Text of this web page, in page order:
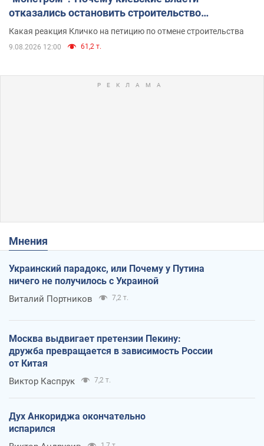
отказались остановить строительство
небоскреба "московского верующего"
Какая реакция Кличко на петицию по отмене строительства
9.08.2026 12:00 61,2 т.
Мнения
Украинский парадокс, или Почему у Путина
ничего не получилось с Украиной
Виталий Портников 7,2 т.
Москва выдвигает претензии Пекину:
дружба превращается в зависимость России
от Китая
Виктор Каспрук 7,2 т.
Дух Анкориджа окончательно
испарился